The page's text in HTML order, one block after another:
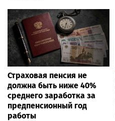
Страховая пенсия не
должна быть ниже 40%
среднего заработка за
предпенсионный год
работы